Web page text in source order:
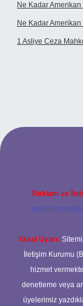
Ne Kadar
Ne Kadar
1 Asliye Ceza
Reklam ve
Yasal Uyarı:
İletişim Kurumu
hizmet
denetleme veya
üyelerimiz